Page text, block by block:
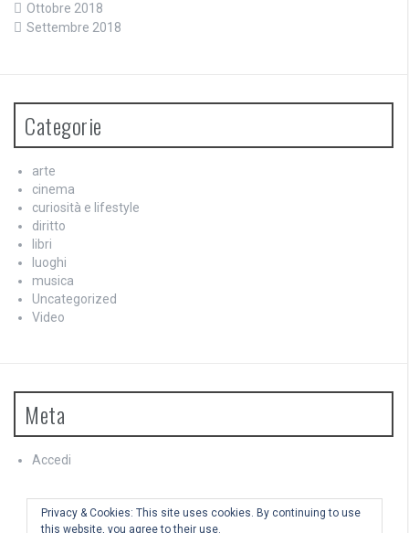
Ottobre 2018
Settembre 2018
Categorie
arte
cinema
curiosità e lifestyle
diritto
libri
luoghi
musica
Uncategorized
Video
Meta
Accedi
Feed dei commenti
WordPress.org
Privacy & Cookies: This site uses cookies. By continuing to use
this website, you agree to their use.